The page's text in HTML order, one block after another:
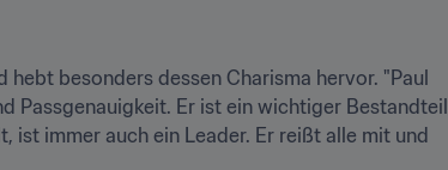
besonders dessen Charisma hervor. "Paul
Passgenauigkeit. Er ist ein wichtiger Bestandteil
ist immer auch ein Leader. Er reißt alle mit und